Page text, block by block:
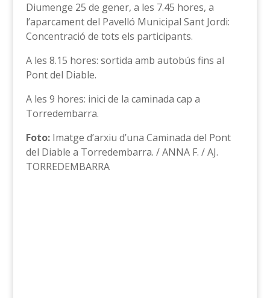
Diumenge 25 de gener, a les 7.45 hores, a
l’aparcament del Pavelló Municipal Sant Jordi:
Concentració de tots els participants.
A les 8.15 hores: sortida amb autobús fins al
Pont del Diable.
A les 9 hores: inici de la caminada cap a
Torredembarra.
Foto:Imatge d’arxiu d’una Caminada del Pont
del Diable a Torredembarra. / ANNA F. / AJ.
TORREDEMBARRA